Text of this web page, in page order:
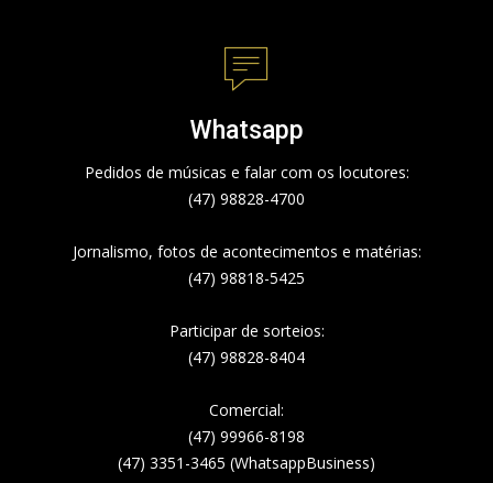
Whatsapp
Pedidos de músicas e falar com os locutores:
(47) 98828-4700
Jornalismo, fotos de acontecimentos e matérias:
(47) 98818-5425
Participar de sorteios:
(47) 98828-8404
Comercial:
(47) 99966-8198
(47) 3351-3465 (WhatsappBusiness)